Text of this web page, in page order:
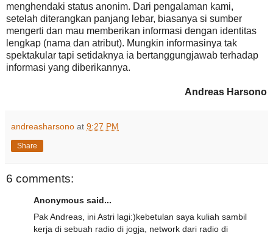
menghendaki status anonim. Dari pengalaman kami,
setelah diterangkan panjang lebar, biasanya si sumber
mengerti dan mau memberikan informasi dengan identitas
lengkap (nama dan atribut). Mungkin informasinya tak
spektakular tapi setidaknya ia bertanggungjawab terhadap
informasi yang diberikannya.
Andreas Harsono
andreasharsono at 9:27 PM
Share
6 comments:
Anonymous said...
Pak Andreas, ini Astri lagi:)kebetulan saya kuliah sambil
kerja di sebuah radio di jogja, network dari radio di